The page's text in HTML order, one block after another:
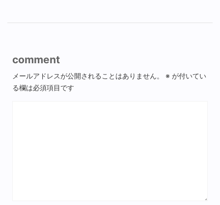
comment
メールアドレスが公開されることはありません。 ※ が付いてい
る欄は必須項目です